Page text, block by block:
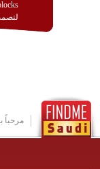
مرحباً